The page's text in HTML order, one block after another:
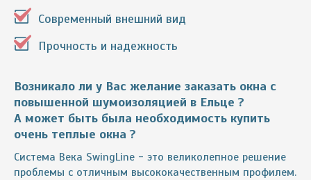
Современный внешний вид
Прочность и надежность
Возникало ли у Вас желание заказать окна с
повышенной шумоизоляцией в Ельце ?
А может быть была необходимость купить
очень теплые окна ?
Система Века SwingLine - это великолепное решение
проблемы с отличным высококачественным профилем.